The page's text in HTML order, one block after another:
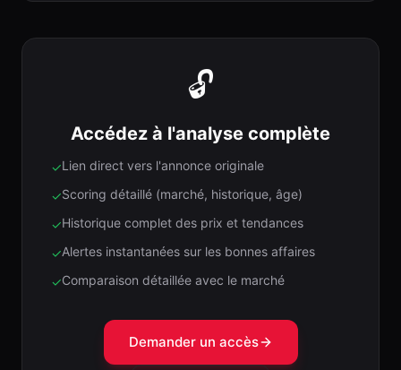
🔓
Accédez à l'analyse complète
✓Lien direct vers l'annonce originale
✓Scoring détaillé (marché, historique, âge)
✓Historique complet des prix et tendances
✓Alertes instantanées sur les bonnes affaires
✓Comparaison détaillée avec le marché
Demander un accès